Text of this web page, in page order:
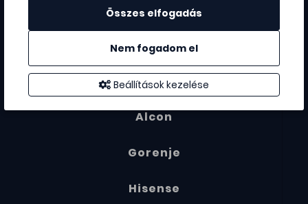
Astrazeneca
Synlab
Affidea
Alcon
Gorenje
Hisense
Összes elfogadás
Nem fogadom el
Beállítások kezelése